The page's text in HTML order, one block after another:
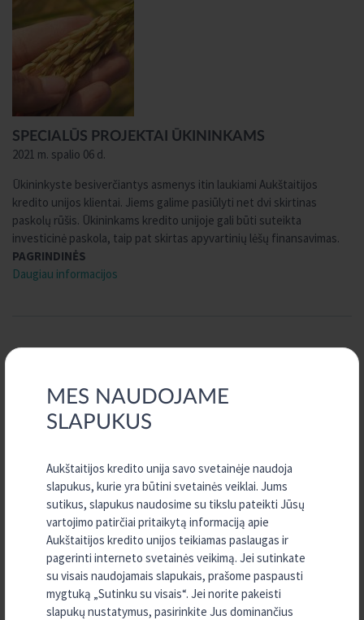
MES NAUDOJAME
SLAPUKUS
Aukštaitijos kredito unija savo svetainėje naudoja
slapukus, kurie yra būtini svetainės veiklai. Jums
sutikus, slapukus naudosime su tikslu pateikti Jūsų
vartojimo patirčiai pritaikytą informaciją apie
Aukštaitijos kredito unijos teikiamas paslaugas ir
pagerinti interneto svetainės veikimą. Jei sutinkate
su visais naudojamais slapukais, prašome paspausti
mygtuką „Sutinku su visais“. Jei norite pakeisti
slapukų nustatymus, pasirinkite Jus dominančius
SPECIALŪS PROJEKTAI ŪKININKAMS
2021 m. spalio 06 d.
Ūkininkyste besiverčiantys asmenys itin laukiami Aukštaitijos
kredito unijos klientai. Jiems galime pasiūlyti net dvi skirtinas
paskolų rūšis. Ūkininkams kredito unijoje gali būti suteikta
investicinė paskola, taip pat skirtas apyvartinių lėšų finansavimas.
PAGRINDINĖS
Daugiau informacijos
2026 m. Liepa
2026 m. Birželis
2026 m. Balandis
2026 m. Kovas
2026 m. Vasaris
2025 m. Gruodis
2025 m. Spalis
2025 m. Rugpjūtis